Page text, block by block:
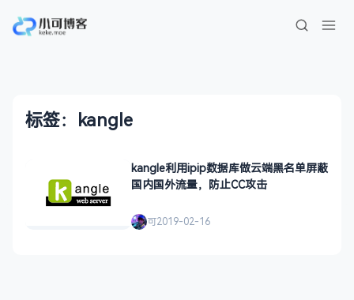
标签：kangle
kangle利用ipip数据库做云端黑名单屏蔽
国内国外流量，防止CC攻击
可2019-02-16